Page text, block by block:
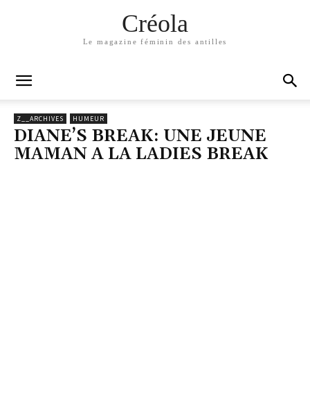
Créola
Le magazine féminin des antilles
Z__ARCHIVES HUMEUR
DIANE’S BREAK: UNE JEUNE
MAMAN A LA LADIES BREAK